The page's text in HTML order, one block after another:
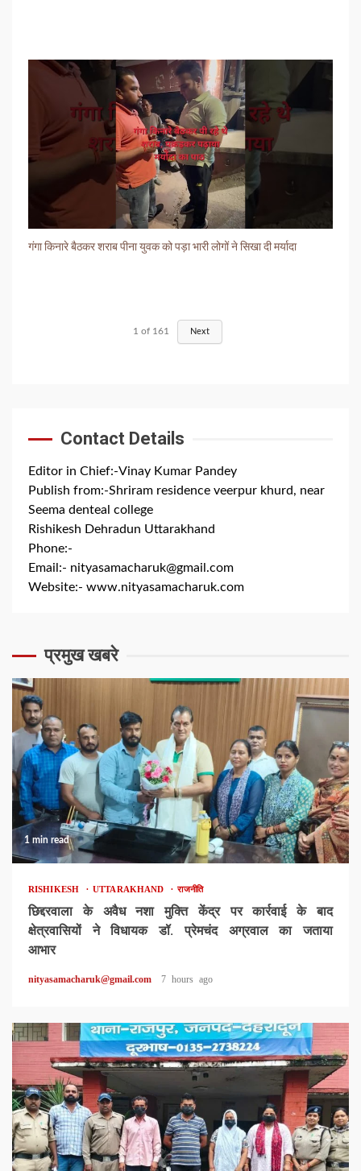
गंगा किनारे बैठकर शराब पीना युवक को पड़ा भारी लोगों ने सिखा दी मर्यादा
1 of 161 Next
Contact Details
Editor in Chief:-Vinay Kumar Pandey
Publish from:-Shriram residence veerpur khurd, near
Seema denteal college
Rishikesh Dehradun Uttarakhand
Phone:-
Email:- nityasamacharuk@gmail.com
Website:- www.nityasamacharuk.com
प्रमुख खबरे
1 min read
RISHIKESH UTTARAKHAND राजनीति
छिद्दरवाला के अवैध नशा मुक्ति केंद्र पर कार्रवाई के बाद
क्षेत्रवासियों ने विधायक डॉ. प्रेमचंद अग्रवाल का जताया
आभार
nityasamacharuk@gmail.com 7 hours ago